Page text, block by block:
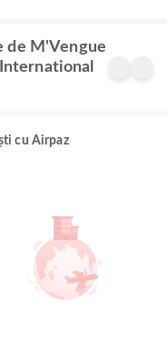
de M'Vengue
cu Airpaz